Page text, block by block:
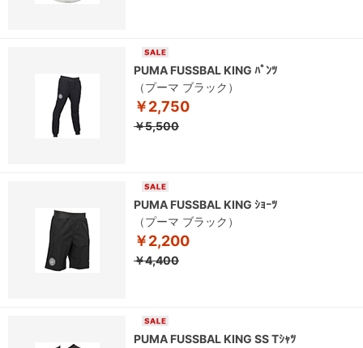
PUMA FUSSBAL KING ﾊﾟﾝﾂ
（プーマ ブラック）
￥2,750
￥5,500
PUMA FUSSBAL KING ｼｮｰﾂ
（プーマ ブラック）
￥2,200
￥4,400
PUMA FUSSBAL KING SS Tｼｬﾂ